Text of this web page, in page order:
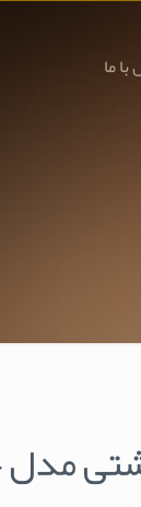
ما
مدل 314